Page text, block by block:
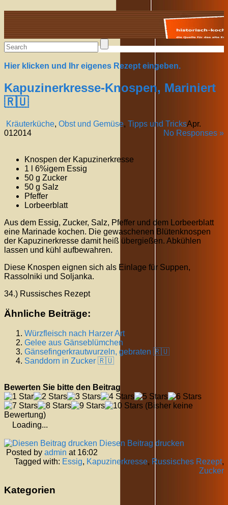
Alte Rezepte online
Hier klicken und Ihr eigenes Rezept eingeben.
Kapuzinerkresse-Knospen, Mariniert
🇷🇺
Kräuterküche, Obst und Gemüse, Tipps und Tricks
No Responses »
Apr.
012014
Knospen der Kapuzinerkresse
1 l 6%igem Essig
50 g Zucker
50 g Salz
Pfeffer
Lorbeerblatt
Aus dem Essig, Zucker, Salz, Pfeffer und dem Lorbeerblatt
eine Marinade kochen. Die gewaschenen Blütenknospen
der Kapuzinerkresse damit heiß übergießen. Abkühlen
lassen und kühl aufbewahren.
Diese Knospen eignen sich als Einlage für Suppen,
Rassolniki und Soljanka.
34.) Russisches Rezept
Ähnliche Beiträge:
Würzfleisch nach Harzer Art
Gelee aus Gänseblümchen
Gänsefingerkrautwurzeln, gebraten 🇷🇺
Sanddorn in Zucker 🇷🇺
Bewerten Sie bitte den Beitrag
(Bisher keine
Bewertung)
Loading...
Diesen Beitrag drucken
Posted by admin at 16:02
Tagged with: Essig, Kapuzinerkresse, Russisches Rezept,
Zucker
Kategorien